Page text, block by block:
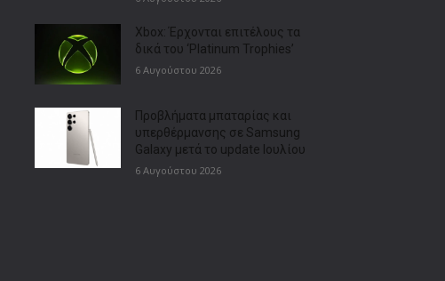
Xbox: Έρχονται επιτέλους τα
δικά του ‘Platinum Trophies’
6 Αυγούστου 2026
Προβλήματα μπαταρίας και
υπερθέρμανσης σε Samsung
Galaxy μετά το update Ιουλίου
6 Αυγούστου 2026